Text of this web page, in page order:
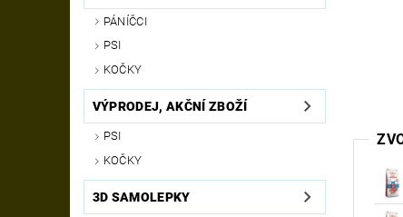
PÁNÍČCI
PSI
KOČKY
VÝPRODEJ, AKČNÍ ZBOŽÍ
PSI
KOČKY
3D SAMOLEPKY